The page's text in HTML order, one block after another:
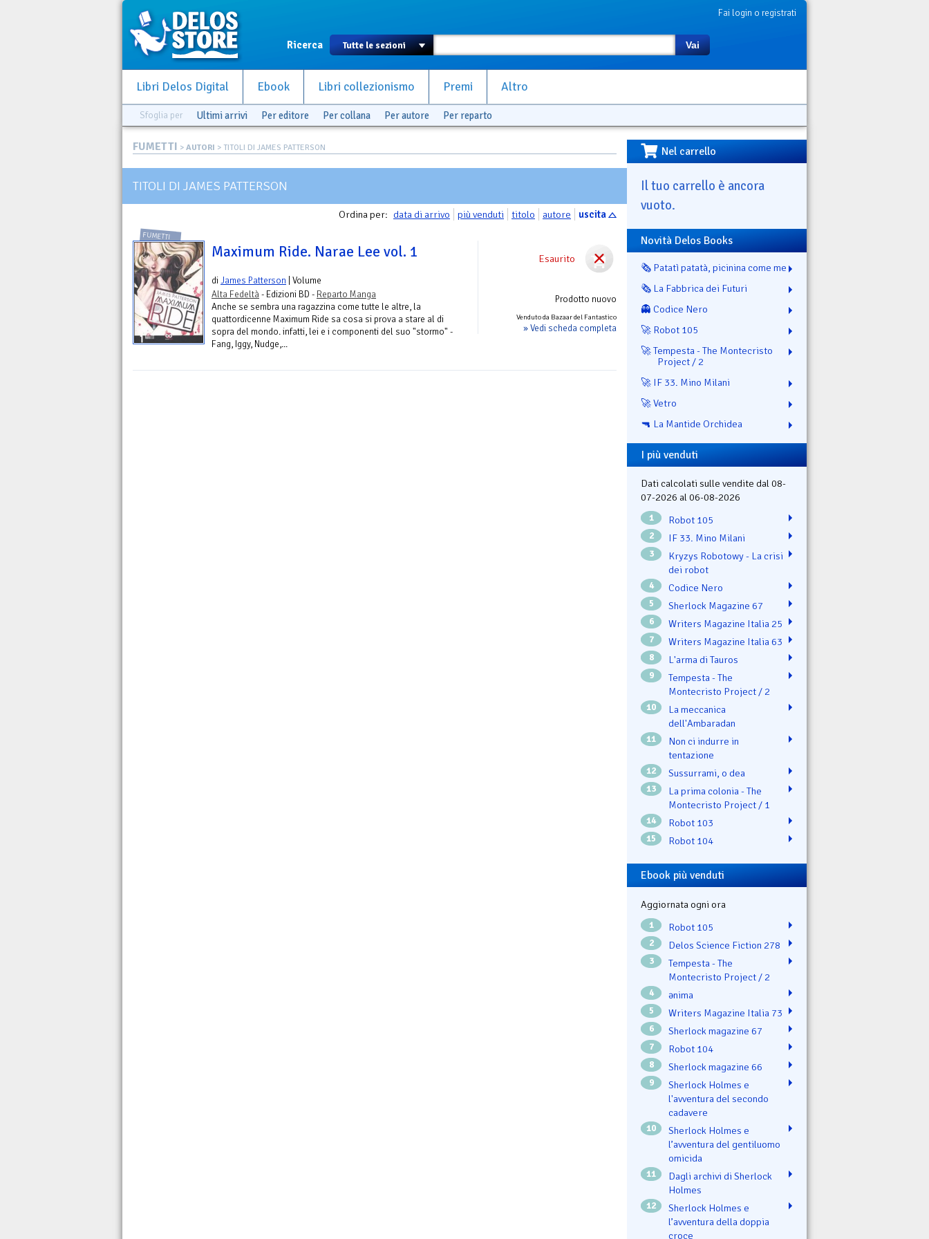
Fai login o registrati
Ricerca Vai
Libri Delos Digital Ebook Libri collezionismo Premi Altro
Sfoglia per Ultimi arrivi Per editore Per collana Per autore Per reparto
FUMETTI > AUTORI > TITOLI DI JAMES PATTERSON
TITOLI DI JAMES PATTERSON
Ordina per: data di arrivo più venduti titolo autore uscita
Esaurito
Prodotto nuovo
Venduto da Bazaar del Fantastico
» Vedi scheda completa
FUMETTI
Maximum Ride. Narae Lee vol. 1
diJames Patterson | Volume
Alta Fedeltà- Edizioni BD - Reparto Manga
Anche se sembra una ragazzina come tutte le altre, la
quattordicenne Maximum Ride sa cosa si prova a stare al di
sopra del mondo. infatti, lei e i componenti del suo "stormo" -
Fang, Iggy, Nudge,...
Nel carrello
Il tuo carrello è ancora
vuoto.
Novità Delos Books
🗞️ Patatì patatà, picinina come me
🗞️ La Fabbrica dei Futuri
👻 Codice Nero
🚀 Robot 105
🚀 Tempesta - The Montecristo
Project / 2
🚀 IF 33. Mino Milani
🚀 Vetro
🔫 La Mantide Orchidea
I più venduti
Dati calcolati sulle vendite dal 08-
07-2026 al 06-08-2026
1 Robot 105
2 IF 33. Mino Milani
3
Kryzys Robotowy - La crisi
dei robot
4 Codice Nero
5 Sherlock Magazine 67
6 Writers Magazine Italia 25
7 Writers Magazine Italia 63
8 L'arma di Tauros
9
Tempesta - The
Montecristo Project / 2
10
La meccanica
dell'Ambaradan
11
Non ci indurre in
tentazione
12 Sussurrami, o dea
13
La prima colonia - The
Montecristo Project / 1
14 Robot 103
15 Robot 104
Ebook più venduti
Aggiornata ogni ora
1 Robot 105
2 Delos Science Fiction 278
3
Tempesta - The
Montecristo Project / 2
4 ənima
5 Writers Magazine Italia 73
6 Sherlock magazine 67
7 Robot 104
8 Sherlock magazine 66
9
Sherlock Holmes e
l'avventura del secondo
cadavere
10
Sherlock Holmes e
l’avventura del gentiluomo
omicida
11
Dagli archivi di Sherlock
Holmes
12
Sherlock Holmes e
l’avventura della doppia
croce